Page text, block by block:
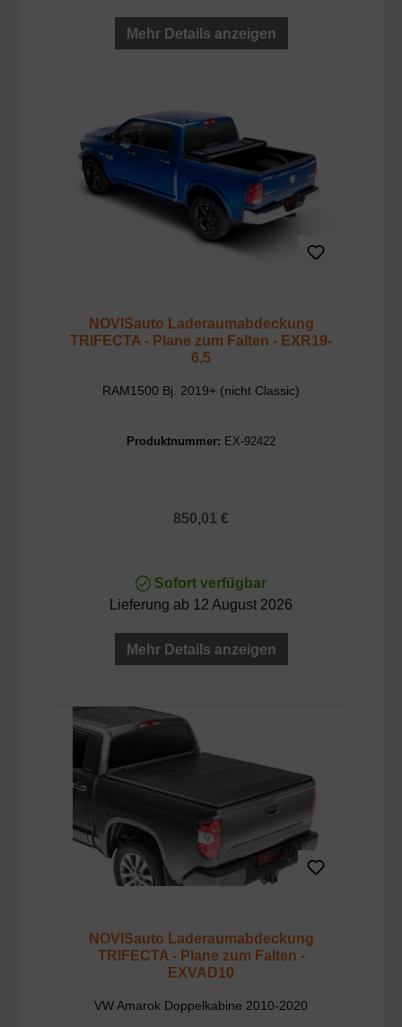
Mehr Details anzeigen
NOVISauto Laderaumabdeckung
TRIFECTA - Plane zum Falten - EXR19-
6,5
RAM1500 Bj. 2019+ (nicht Classic)
Produktnummer: EX-92422
Regulärer Preis:
850,01 €
Sofort verfügbar
Lieferung ab 12 August 2026
Mehr Details anzeigen
NOVISauto Laderaumabdeckung
TRIFECTA - Plane zum Falten -
EXVAD10
VW Amarok Doppelkabine 2010-2020